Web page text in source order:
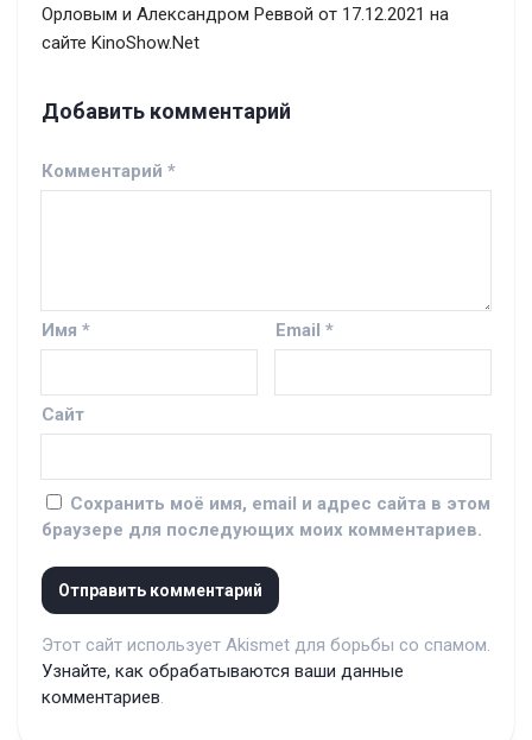
Орловым и Александром Реввой от 17.12.2021 на
сайте KinoShow.Net
Добавить комментарий
Комментарий *
Имя * Email *
Сайт
Сохранить моё имя, email и адрес сайта в этом
браузере для последующих моих комментариев.
Этот сайт использует Akismet для борьбы со спамом.
Узнайте, как обрабатываются ваши данные
комментариев.